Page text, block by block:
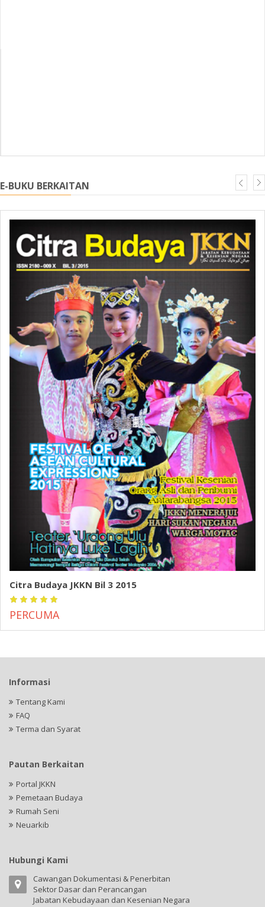
E-BUKU BERKAITAN
Citra Budaya JKKN Bil 3 2015
PERCUMA
Informasi
Tentang Kami
FAQ
Terma dan Syarat
Pautan Berkaitan
Portal JKKN
Pemetaan Budaya
Rumah Seni
Neuarkib
Hubungi Kami
Cawangan Dokumentasi & Penerbitan
Sektor Dasar dan Perancangan
Jabatan Kebudayaan dan Kesenian Negara